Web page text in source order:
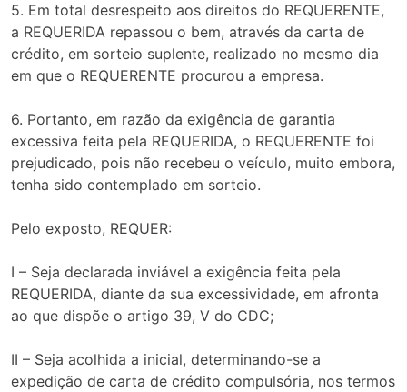
5. Em total desrespeito aos direitos do REQUERENTE,
a REQUERIDA repassou o bem, através da carta de
crédito, em sorteio suplente, realizado no mesmo dia
em que o REQUERENTE procurou a empresa.
6. Portanto, em razão da exigência de garantia
excessiva feita pela REQUERIDA, o REQUERENTE foi
prejudicado, pois não recebeu o veículo, muito embora,
tenha sido contemplado em sorteio.
Pelo exposto, REQUER:
I – Seja declarada inviável a exigência feita pela
REQUERIDA, diante da sua excessividade, em afronta
ao que dispõe o artigo 39, V do CDC;
II – Seja acolhida a inicial, determinando-se a
expedição de carta de crédito compulsória, nos termos